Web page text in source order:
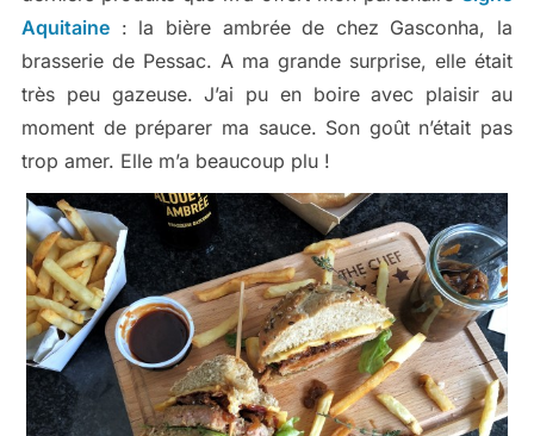
Aquitaine: la bière ambrée de chez Gasconha, la
brasserie de Pessac. A ma grande surprise, elle était
très peu gazeuse. J’ai pu en boire avec plaisir au
moment de préparer ma sauce. Son goût n’était pas
trop amer. Elle m’a beaucoup plu !